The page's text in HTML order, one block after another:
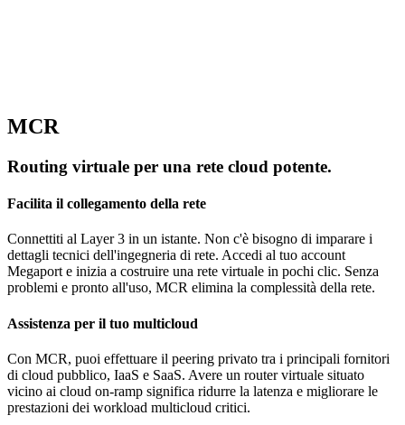
MCR
Routing virtuale per una rete cloud potente.
Facilita il collegamento della rete
Connettiti al Layer 3 in un istante. Non c'è bisogno di imparare i
dettagli tecnici dell'ingegneria di rete. Accedi al tuo account
Megaport e inizia a costruire una rete virtuale in pochi clic. Senza
problemi e pronto all'uso, MCR elimina la complessità della rete.
Assistenza per il tuo multicloud
Con MCR, puoi effettuare il peering privato tra i principali fornitori
di cloud pubblico, IaaS e SaaS. Avere un router virtuale situato
vicino ai cloud on-ramp significa ridurre la latenza e migliorare le
prestazioni dei workload multicloud critici.